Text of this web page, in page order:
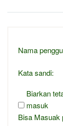
Nama
Kata sandi:
Biarkan
masuk
Bisa Masuak